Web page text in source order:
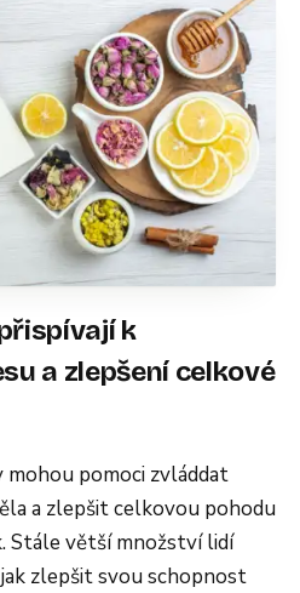
k
a zlepšení celkové
mohou pomoci zvláddat
a zlepšit celkovou pohodu
Stále větší množství lidí
zlepšit svou schopnost